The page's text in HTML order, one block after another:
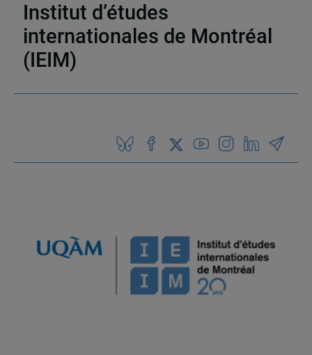
Institut d’études
internationales de Montréal
(IEIM)